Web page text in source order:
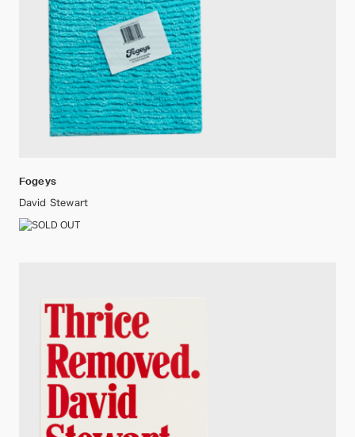
Fogeys
David Stewart